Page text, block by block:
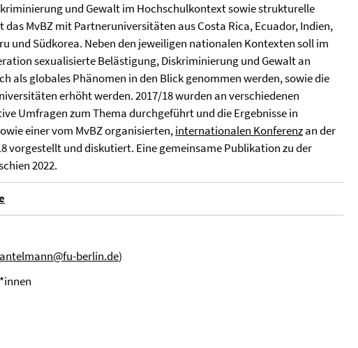
und Gewalt im Hochschulkontext sowie strukturelle
MvBZ mit Partneruniversitäten aus Costa Rica, Ecuador, Indien,
und Südkorea. Neben den jeweiligen nationalen Kontexten soll im
sexualisierte Belästigung, Diskriminierung und Gewalt an
als globales Phänomen in den Blick genommen werden, sowie die
erhöht werden. 2017/18 wurden an verschiedenen
Umfragen zum Thema durchgeführt und die Ergebnisse in
einer vom MvBZ organisierten,internationalen Konferenzan der
vorgestellt und diskutiert. Eine gemeinsame Publikation zu der
2022.
berlin.de)